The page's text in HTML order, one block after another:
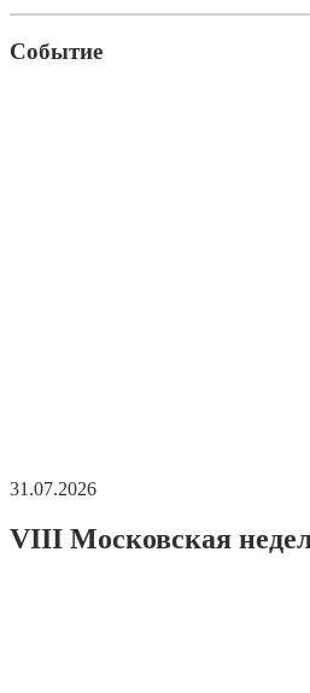
Событие
31.07.2026
VIII Московская